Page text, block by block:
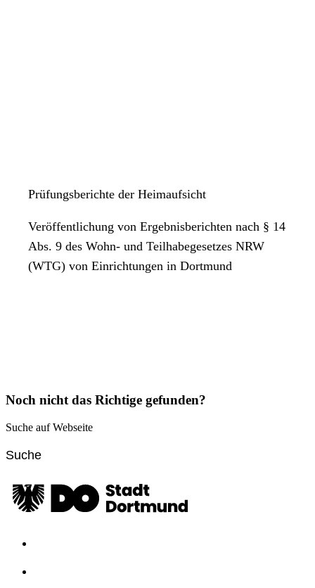
Prüfungsberichte der Heimaufsicht
Veröffentlichung von Ergebnisberichten nach § 14
Abs. 9 des Wohn- und Teilhabegesetzes NRW
(WTG) von Einrichtungen in Dortmund
Noch nicht das Richtige gefunden?
Suche auf Webseite